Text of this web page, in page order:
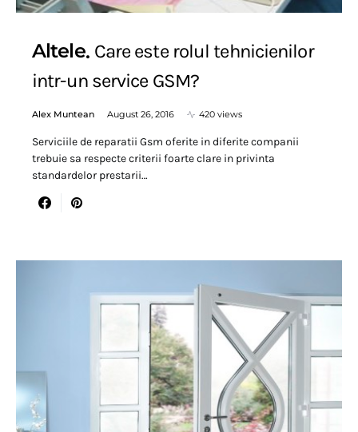
Altele Care este rolul tehnicienilor
intr-un service GSM?
Alex Muntean August 26, 2016 420 views
Serviciile de reparatii Gsm oferite in diferite companii
trebuie sa respecte criterii foarte clare in privinta
standardelor prestarii…